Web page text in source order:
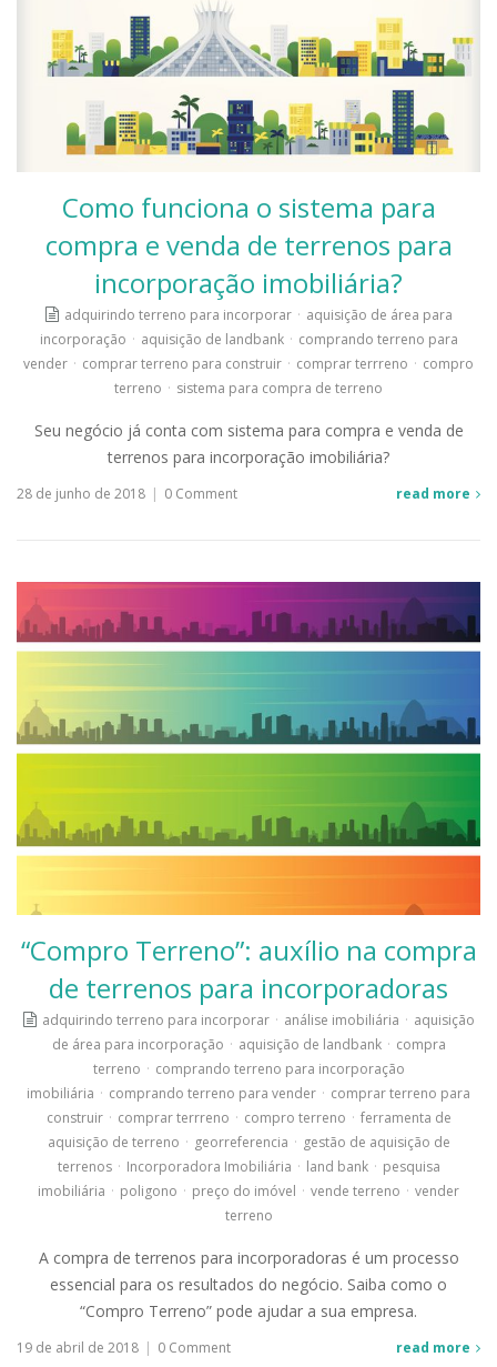
Como funciona o sistema para
compra e venda de terrenos para
incorporação imobiliária?
adquirindo terreno para incorporar · aquisição de área para
incorporação · aquisição de landbank · comprando terreno para
vender · comprar terreno para construir · comprar terrreno · compro
terreno · sistema para compra de terreno
Seu negócio já conta com sistema para compra e venda de
terrenos para incorporação imobiliária?
28 de junho de 2018 | 0 Comment read more
“Compro Terreno”: auxílio na compra
de terrenos para incorporadoras
adquirindo terreno para incorporar · análise imobiliária · aquisição
de área para incorporação · aquisição de landbank · compra
terreno · comprando terreno para incorporação
imobiliária · comprando terreno para vender · comprar terreno para
construir · comprar terrreno · compro terreno · ferramenta de
aquisição de terreno · georreferencia · gestão de aquisição de
terrenos · Incorporadora Imobiliária · land bank · pesquisa
imobiliária · poligono · preço do imóvel · vende terreno · vender
terreno
A compra de terrenos para incorporadoras é um processo
essencial para os resultados do negócio. Saiba como o
“Compro Terreno” pode ajudar a sua empresa.
19 de abril de 2018 | 0 Comment read more